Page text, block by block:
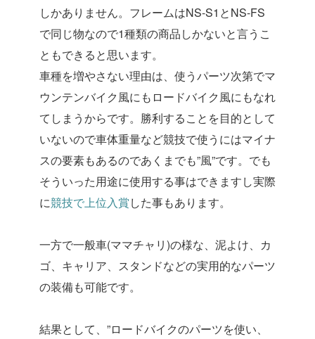
しかありません。フレームはNS-S1とNS-FS
で同じ物なので1種類の商品しかないと言うこ
ともできると思います。
車種を増やさない理由は、使うパーツ次第でマ
ウンテンバイク風にもロードバイク風にもなれ
てしまうからです。勝利することを目的として
いないので車体重量など競技で使うにはマイナ
スの要素もあるのであくまでも”風”です。でも
そういった用途に使用する事はできますし実際
に競技で上位入賞した事もあります。
一方で一般車(ママチャリ)の様な、泥よけ、カ
ゴ、キャリア、スタンドなどの実用的なパーツ
の装備も可能です。
結果として、”ロードバイクのパーツを使い、